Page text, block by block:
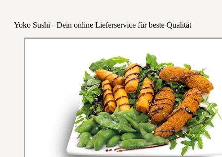
Yoko Sushi - Dein online Lieferservice für beste Qualität